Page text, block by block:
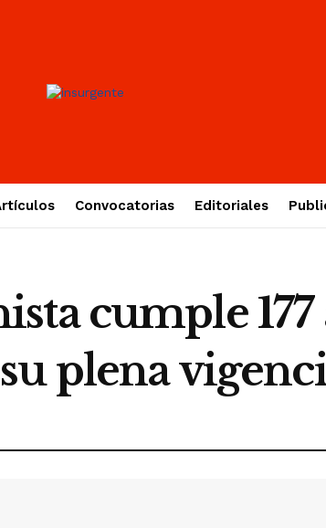
Convocatorias Editoriales
cumple 177
plena